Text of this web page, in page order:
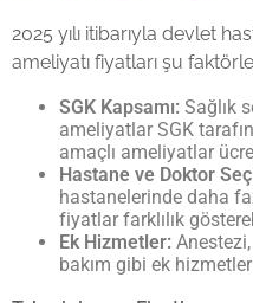
2025 yılı itibarıyla devlet
ameliyatı fiyatları şu
SGK Kapsamı: Sağlık
ameliyatlar SGK
amaçlı ameliyatlar
Hastane ve Doktor
hastanelerinde daha
fiyatlar farklılık
Ek Hizmetler:
bakım gibi ek